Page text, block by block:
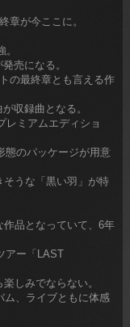
章が今ここに。
売になる。
の最終章とも言える作
収録曲となる。
レミアムエディショ
態のパッケージが用意
そうな「黒い羽」が特
作品となっていて、6年
アー「LAST
しみでならない。
ム、ライブともに体感